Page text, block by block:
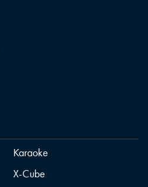
Karaoke
X-Cube